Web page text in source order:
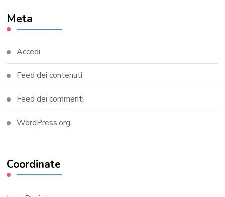
Meta
Accedi
Feed dei contenuti
Feed dei commenti
WordPress.org
Coordinate